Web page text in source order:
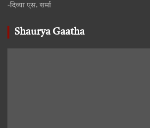
-दिव्या एस. शर्मा
Shaurya Gaatha